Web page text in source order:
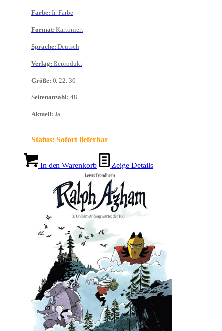
Farbe: In Farbe
Format: Kartoniert
Sprache: Deutsch
Verlag: Reprodukt
Größe: 0, 22, 30
Seitenanzahl: 48
Aktuell: Ja
Status: Sofort lieferbar
In den Warenkorb Zeige Details